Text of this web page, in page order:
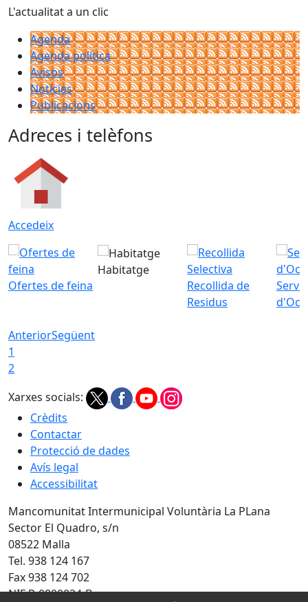
L'actualitat a un clic
Agenda
Agenda política
Avisos
Notícies
Publicacions
Adreces i telèfons
Accedeix
Ofertes de feina
Habitatge
Recollida de
Residus
Servei
AnteriorSegüent
1
2
Xarxes socials:
Crèdits
Contactar
Protecció de dades
Avís legal
Accessibilitat
Mancomunitat Intermunicipal Voluntària La PLana
Sector El Quadro, s/n
08522 Malla
Tel. 938 124 167
Fax 938 124 702
NIF P-0800024-B